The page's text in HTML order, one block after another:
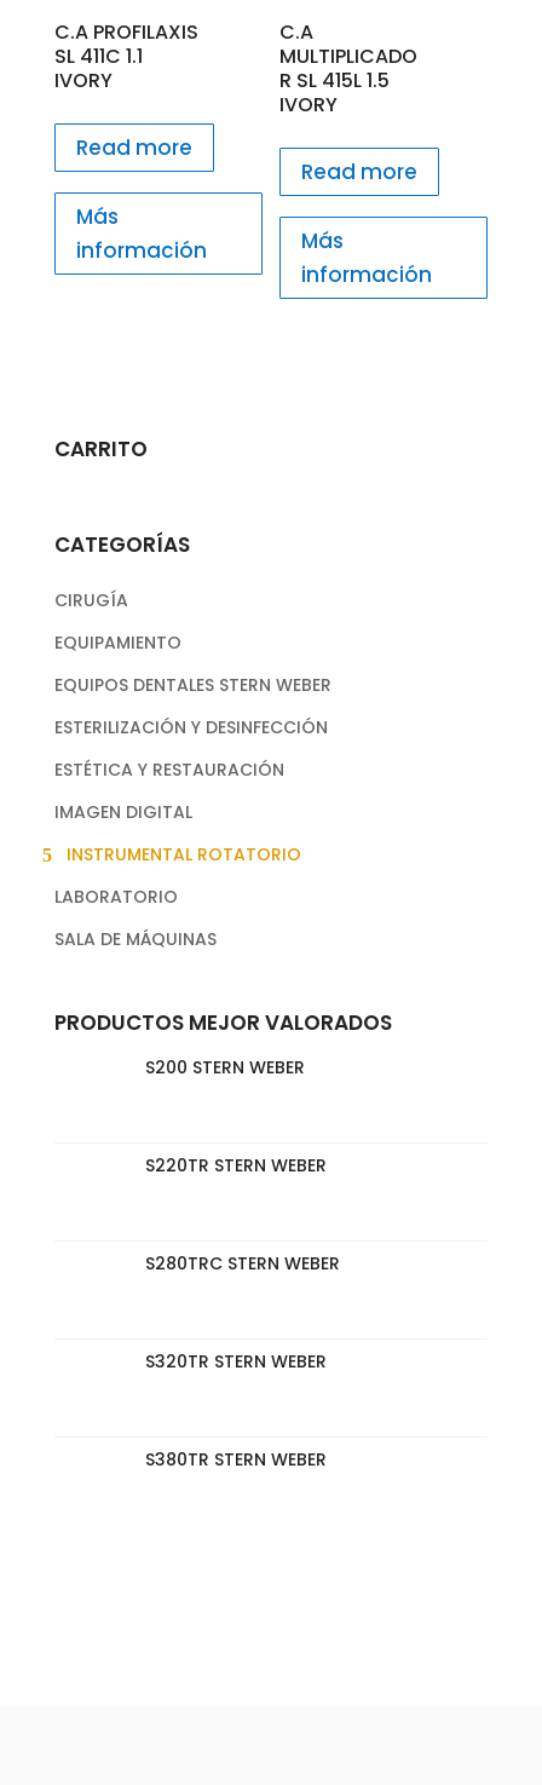
C.A PROFILAXIS
SL 411C 1.1
IVORY
Read more
Más
información
C.A
MULTIPLICADO
R SL 415L 1.5
IVORY
Read more
Más
información
CARRITO
CATEGORÍAS
CIRUGÍA
EQUIPAMIENTO
EQUIPOS DENTALES STERN WEBER
ESTERILIZACIÓN Y DESINFECCIÓN
ESTÉTICA Y RESTAURACIÓN
IMAGEN DIGITAL
INSTRUMENTAL ROTATORIO
LABORATORIO
SALA DE MÁQUINAS
PRODUCTOS MEJOR VALORADOS
S200 STERN WEBER
S220TR STERN WEBER
S280TRC STERN WEBER
S320TR STERN WEBER
S380TR STERN WEBER